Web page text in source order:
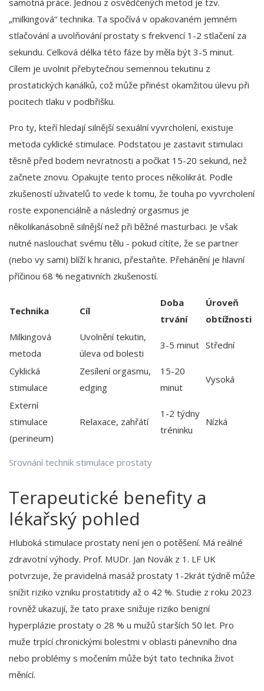
samotná práce. Jednou z osvědčených metod je tzv.
„milkingová“ technika. Ta spočívá v opakovaném jemném
stlačování a uvolňování prostaty s frekvencí 1-2 stlačení za
sekundu. Celková délka této fáze by měla být 3-5 minut.
Cílem je uvolnit přebytečnou semennou tekutinu z
prostatických kanálků, což může přinést okamžitou úlevu při
pocitech tlaku v podbřišku.
Pro ty, kteří hledají silnější sexuální vyvrcholení, existuje
metoda cyklické stimulace. Podstatou je zastavit stimulaci
těsně před bodem nevratnosti a počkat 15-20 sekund, než
začnete znovu. Opakujte tento proces několikrát. Podle
zkušeností uživatelů to vede k tomu, že touha po vyvrcholení
roste exponenciálně a následný orgasmus je
několikanásobně silnější než při běžné masturbaci. Je však
nutné naslouchat svému tělu - pokud cítíte, že se partner
(nebo vy sami) blíží k hranici, přestaňte. Přehánění je hlavní
příčinou 68 % negativních zkušeností.
Srovnání technik stimulace prostaty
Technika Cíl
Doba
trvání
Úroveň
obtížnosti
Milkingová
metoda
Uvolnění tekutin,
úleva od bolesti
3-5 minut Střední
Cyklická
stimulace
Zesílení orgasmu,
edging
15-20
minut
Vysoká
Externí
stimulace
(perineum)
Relaxace, zahřátí
1-2 týdny
tréninku
Nízká
Terapeutické benefity a
lékařský pohled
Hluboká stimulace prostaty není jen o potěšení. Má reálné
zdravotní výhody. Prof. MUDr. Jan Novák z 1. LF UK
potvrzuje, že pravidelná masáž prostaty 1-2krát týdně může
snížit riziko vzniku prostatitidy až o 42 %. Studie z roku 2023
rovněž ukazují, že tato praxe snižuje riziko benigní
hyperplázie prostaty o 28 % u mužů starších 50 let. Pro
muže trpící chronickými bolestmi v oblasti pánevního dna
nebo problémy s močením může být tato technika život
měnící.